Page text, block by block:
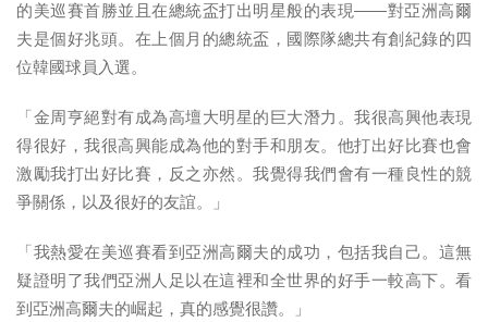
的美巡賽首勝並且在總統盃打出明星般的表現——對亞洲高爾
夫是個好兆頭。在上個月的總統盃，國際隊總共有創紀錄的四
位韓國球員入選。
「金周亨絕對有成為高壇大明星的巨大潛力。我很高興他表現
得很好，我很高興能成為他的對手和朋友。他打出好比賽也會
激勵我打出好比賽，反之亦然。我覺得我們會有一種良性的競
爭關係，以及很好的友誼。」
「我熱愛在美巡賽看到亞洲高爾夫的成功，包括我自己。這無
疑證明了我們亞洲人足以在這裡和全世界的好手一較高下。看
到亞洲高爾夫的崛起，真的感覺很讚。」